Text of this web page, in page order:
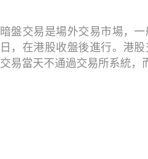
暗盤交易是場外交易市場，
日，在港股收盤後進行。港
交易當天不通過交易所系統，